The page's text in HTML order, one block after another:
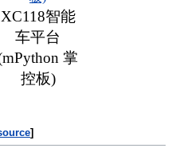
XC118智能
车平台
掌
控板)
]